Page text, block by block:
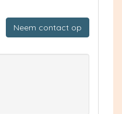
Neem contact op